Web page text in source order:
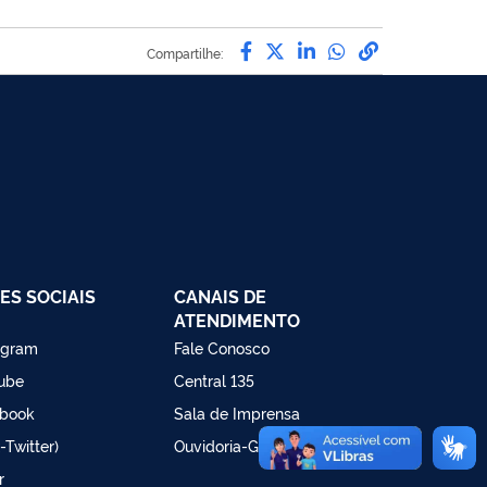
Compartilhe: Compartilhe por
Compartilhe por
Compartilhe por
Compartilhe
link para
SOCIAIS
Twitter)
CANAIS DE
ATENDIMENTO
Fale Conosco
Central 135
Sala de Imprensa
Ouvidoria-Geral